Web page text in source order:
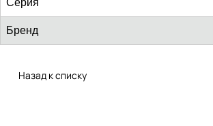
Серия
Бренд
Назад к списку